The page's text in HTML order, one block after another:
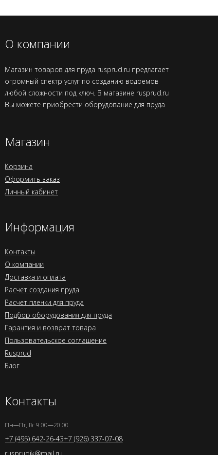
О компании
Магазин товаров для пруда rusprud.ru предлагает
огромный спектр услуг по созданию водоемов
любой сложности под ключ. В магазине rusprud.ru
Вы можете приобрести оборудование для пруда
Магазин
Корзина
Оформить заказ
Личный кабинет
Информация
Контакты
О компании
Доставка и оплата
Расчет создания пруда
Расчет пленки для пруда
Подбор оборудования для пруда
Гарантия и возврат товара
Пользовательское соглашение
Rusprud
Блог
Контакты
Пн—Пт, Вс 9:00—20:00
+7 (495) 642-26-43+7 (926) 337-07-08